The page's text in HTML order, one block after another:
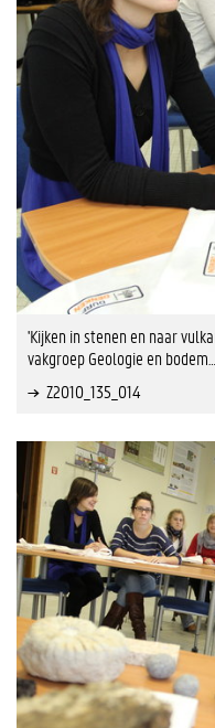
'Kijken in stenen en naar
vakgroep Geologie en bodem…
Z2010_135_014